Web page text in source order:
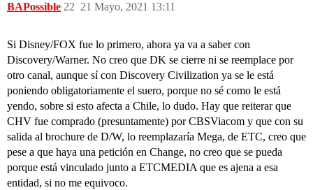
BAPossible 21 Mayo, 2021 13:11
22
Si Disney/FOX fue lo primero, ahora ya va a saber con
Discovery/Warner. No creo que DK se cierre ni se reemplace por
otro canal, aunque sí con Discovery Civilization ya se le está
poniendo obligatoriamente el suero, porque no sé como le está
yendo, sobre si esto afecta a Chile, lo dudo. Hay que reiterar que
CHV fue comprado (presuntamente) por CBSViacom y que con su
salida al brochure de D/W, lo reemplazaría Mega, de ETC, creo que
pese a que haya una petición en Change, no creo que se pueda
porque está vinculado junto a ETCMEDIA que es ajena a esa
entidad, si no me equivoco.